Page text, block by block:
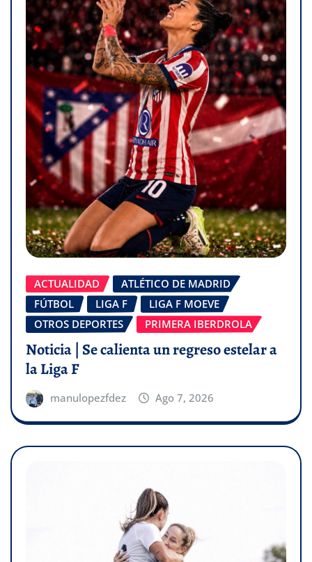
ACTUALIDAD
ATLÉTICO DE MADRID
FÚTBOL
LIGA F
LIGA F MOEVE
OTROS DEPORTES
PRIMERA IBERDROLA
Noticia | Se calienta un regreso estelar a
la Liga F
manulopezfdez Ago 7, 2026